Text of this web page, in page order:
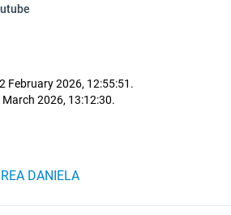
February 2026, 12:55:51.
2026, 13:12:30.
DANIELA